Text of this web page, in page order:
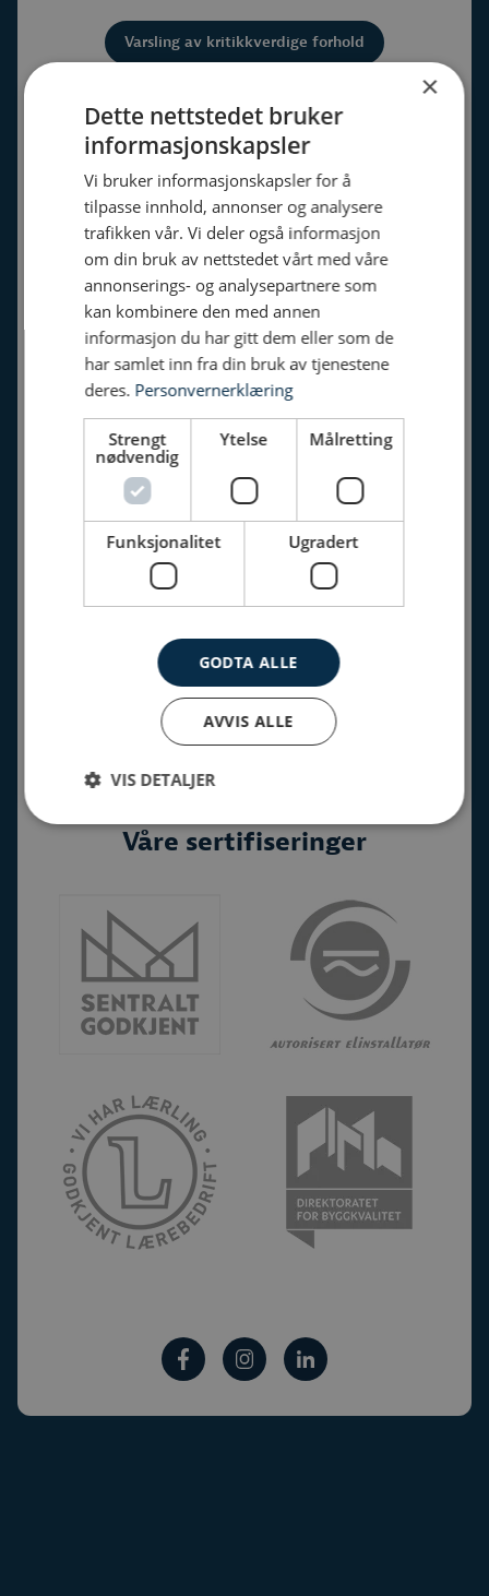
Varsling av kritikkverdige forhold
Meny
Elektriker
Næring
Sikkerhet
Bredbånd
El-kontroll
Om oss
Ledige stillinger
Support
Login IKS
Salgs- og leveringsbetingelser
Salgs- og leveringsbetingelser bredbånd
Åpenhetsloven
Miljøpolicy
Våre sertifiseringer
×
Dette nettstedet bruker
informasjonskapsler
Vi bruker informasjonskapsler for å
tilpasse innhold, annonser og analysere
trafikken vår. Vi deler også informasjon
om din bruk av nettstedet vårt med våre
annonserings- og analysepartnere som
kan kombinere den med annen
informasjon du har gitt dem eller som de
har samlet inn fra din bruk av tjenestene
deres. Personvernerklæring
Strengt
nødvendig
Ytelse Målretting
Funksjonalitet Ugradert
GODTA ALLE
AVVIS ALLE
VIS DETALJER